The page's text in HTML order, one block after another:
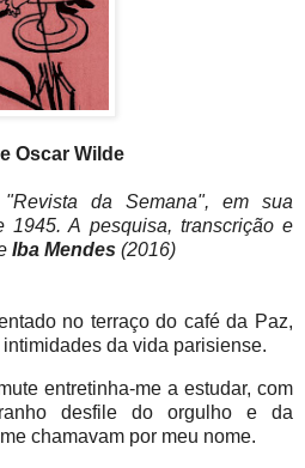
Oscar Wilde
da Semana", em sua
A pesquisa, transcrição e
Iba Mendes (2016)
no terraço do café da Paz,
da vida parisiense.
entretinha-me a estudar, com
desfile do orgulho e da
chamavam por meu nome.